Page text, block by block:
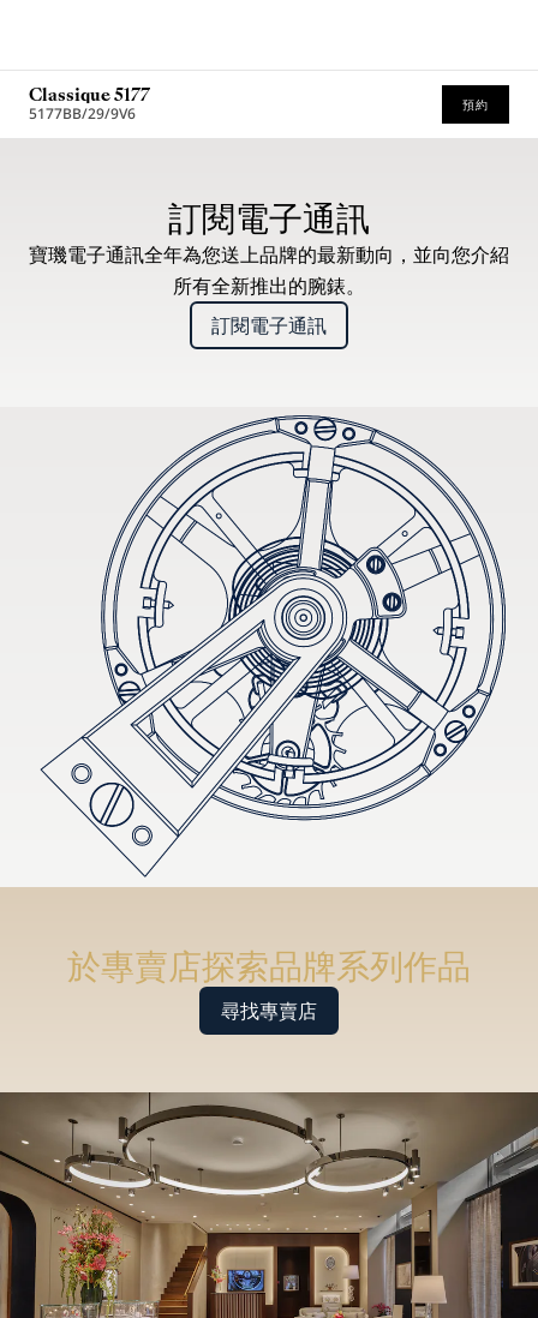
Classique 5177
5177BB/29/9V6 預約
訂閱電子通訊
寶璣電子通訊全年為您送上品牌的最新動向，並向您介紹
所有全新推出的腕錶。
訂閱電子通訊
於專賣店探索品牌系列作品
尋找專賣店